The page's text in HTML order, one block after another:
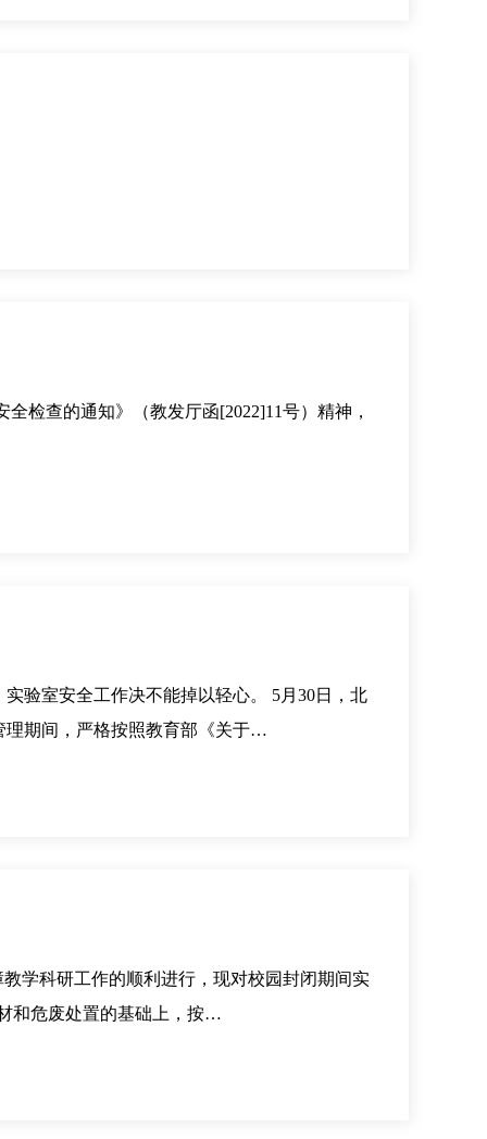
检查的通知》（教发厅函[2022]11号）精神，
验室安全工作决不能掉以轻心。 5月30日，北
理期间，严格按照教育部《关于…
学科研工作的顺利进行，现对校园封闭期间实
和危废处置的基础上，按…